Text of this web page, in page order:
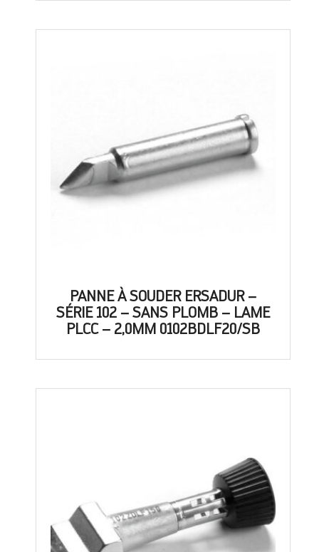
PANNE À SOUDER ERSADUR –
SÉRIE 102 – SANS PLOMB – LAME
PLCC – 2,0MM 0102BDLF20/SB